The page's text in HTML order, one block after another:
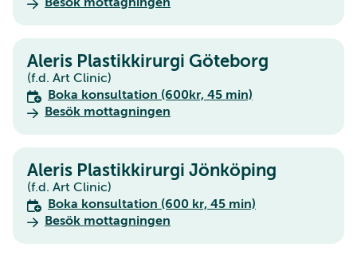
Aleris Plastikkirurgi Göteborg
(f.d. Art Clinic)
Boka konsultation (600kr, 45 min)
Besök mottagningen
Aleris Plastikkirurgi Jönköping
(f.d. Art Clinic)
Boka konsultation (600 kr, 45 min)
Besök mottagningen